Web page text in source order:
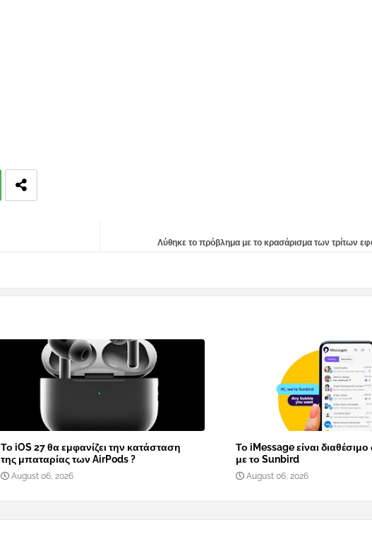
Λύθηκε το πρόβλημα με το κρασάρισμα των τρίτων
Το iOS 27 θα εμφανίζει την κατάσταση
της μπαταρίας των AirPods ?
August 06, 2026
Το iMessage είναι
με το Sunbird
August 06, 2026